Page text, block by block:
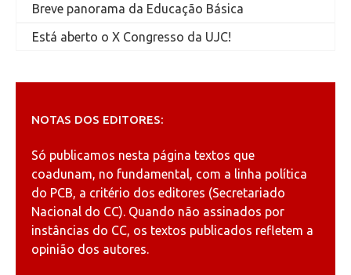
Breve panorama da Educação Básica
Está aberto o X Congresso da UJC!
NOTAS DOS EDITORES:
Só publicamos nesta página textos que
coadunam, no fundamental, com a linha política
do PCB, a critério dos editores (Secretariado
Nacional do CC). Quando não assinados por
instâncias do CC, os textos publicados refletem a
opinião dos autores.